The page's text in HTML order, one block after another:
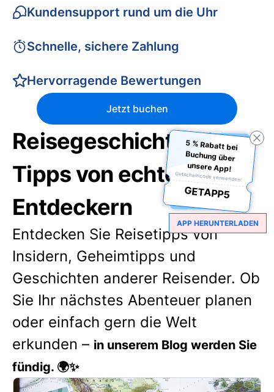
Kundensupport rund um die Uhr
Schnelle, sichere Zahlung
Hervorragende Bewertungen
Jetzt buchen
Reisegeschichten &
Tipps von echten
Entdeckern
Entdecken Sie Reisetipps von
Insidern, Geheimtipps und
Geschichten anderer Reisender. Ob
Sie Ihr nächstes Abenteuer planen
oder einfach gern die Welt
erkunden – in unserem Blog werden Sie
fündig. 🌍✨
5 % Rabatt bei
Buchung über
unsere App!
Gutscheincode verwenden:
GETAPP5
APP HERUNTERLADEN